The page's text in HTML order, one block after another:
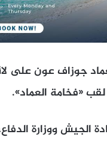
جوزاف عون على
«فخامة العماد».
الجيش ووزارة